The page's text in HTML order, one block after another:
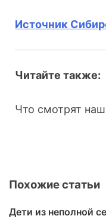
Источник
Читайте также:
Что смотрят
Похожие статьи
Дети из неполной